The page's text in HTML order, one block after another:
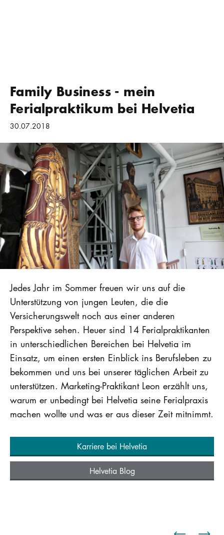
Family Business - mein
Ferialpraktikum bei Helvetia
30.07.2018
Jedes Jahr im Sommer freuen wir uns auf die
Unterstützung von jungen Leuten, die die
Versicherungswelt noch aus einer anderen
Perspektive sehen. Heuer sind 14 Ferialpraktikanten
in unterschiedlichen Bereichen bei Helvetia im
Einsatz, um einen ersten Einblick ins Berufsleben zu
bekommen und uns bei unserer täglichen Arbeit zu
unterstützen. Marketing-Praktikant Leon erzählt uns,
warum er unbedingt bei Helvetia seine Ferialpraxis
machen wollte und was er aus dieser Zeit mitnimmt.
Karriere bei Helvetia
Helvetia Blog